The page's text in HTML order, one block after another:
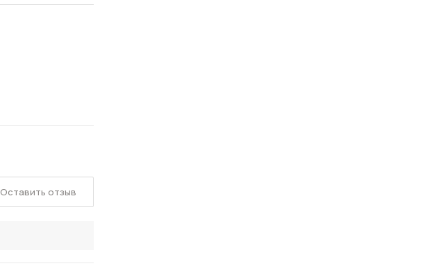
Оставить отзыв